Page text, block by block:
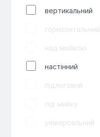
вертикальний
горизонтальний
над мийкою
настінний
підлоговий
під мийку
універсальний